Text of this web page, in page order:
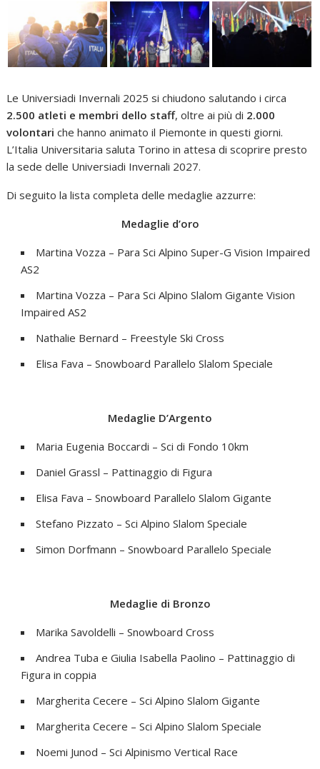
Le Universiadi Invernali 2025 si chiudono salutando i circa
2.500 atleti e membri dello staff, oltre ai più di 2.000
volontari che hanno animato il Piemonte in questi giorni.
L’Italia Universitaria saluta Torino in attesa di scoprire presto
la sede delle Universiadi Invernali 2027.
Di seguito la lista completa delle medaglie azzurre:
Medaglie d’oro
Martina Vozza – Para Sci Alpino Super-G Vision Impaired
AS2
Martina Vozza – Para Sci Alpino Slalom Gigante Vision
Impaired AS2
Nathalie Bernard – Freestyle Ski Cross
Elisa Fava – Snowboard Parallelo Slalom Speciale
Medaglie D’Argento
Maria Eugenia Boccardi – Sci di Fondo 10km
Daniel Grassl – Pattinaggio di Figura
Elisa Fava – Snowboard Parallelo Slalom Gigante
Stefano Pizzato – Sci Alpino Slalom Speciale
Simon Dorfmann – Snowboard Parallelo Speciale
Medaglie di Bronzo
Marika Savoldelli – Snowboard Cross
Andrea Tuba e Giulia Isabella Paolino – Pattinaggio di
Figura in coppia
Margherita Cecere – Sci Alpino Slalom Gigante
Margherita Cecere – Sci Alpino Slalom Speciale
Noemi Junod – Sci Alpinismo Vertical Race